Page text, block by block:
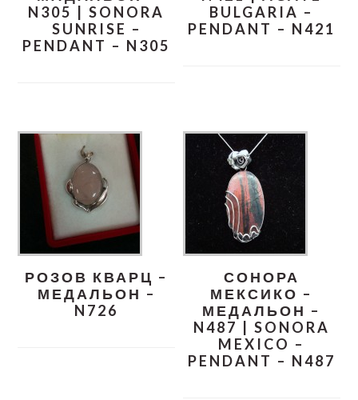
N305 | SONORA
SUNRISE –
PENDANT – N305
BULGARIA –
PENDANT – N421
РОЗОВ КВАРЦ –
МЕДАЛЬОН –
N726
СОНОРА
МЕКСИКО –
МЕДАЛЬОН –
N487 | SONORA
MEXICO –
PENDANT – N487